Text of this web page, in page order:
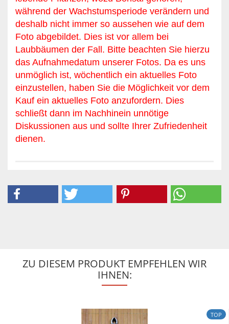
während der Wachstumsperiode verändern und
deshalb nicht immer so aussehen wie auf dem
Foto abgebildet. Dies ist vor allem bei
Laubbäumen der Fall. Bitte beachten Sie hierzu
das Aufnahmedatum unserer Fotos. Da es uns
unmöglich ist, wöchentlich ein aktuelles Foto
einzustellen, haben Sie die Möglichkeit vor dem
Kauf ein aktuelles Foto anzufordern. Dies
schließt dann im Nachhinein unnötige
Diskussionen aus und sollte Ihrer Zufriedenheit
dienen.
ZU DIESEM PRODUKT EMPFEHLEN WIR
IHNEN:
TOP